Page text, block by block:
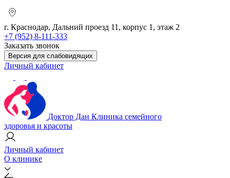
г. Краснодар, Дальний проезд 11, корпус 1, этаж 2
+7 (952) 8-111-333
Заказать звонок
Версия для слабовидящих
Личный кабинет
Доктор Дан Клиника семейного
здоровья и красоты
Личный кабинет
О клинике